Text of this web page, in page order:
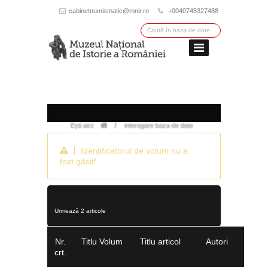
cabinetnumismatic@mnir.ro +0040745327488
Ești aici: / interogare baza de date
Identificatorul de volum nu a
fost găsit!
Urmează 2 articole
Nr.
crt.
Titlu Volum Titlu articol Autori